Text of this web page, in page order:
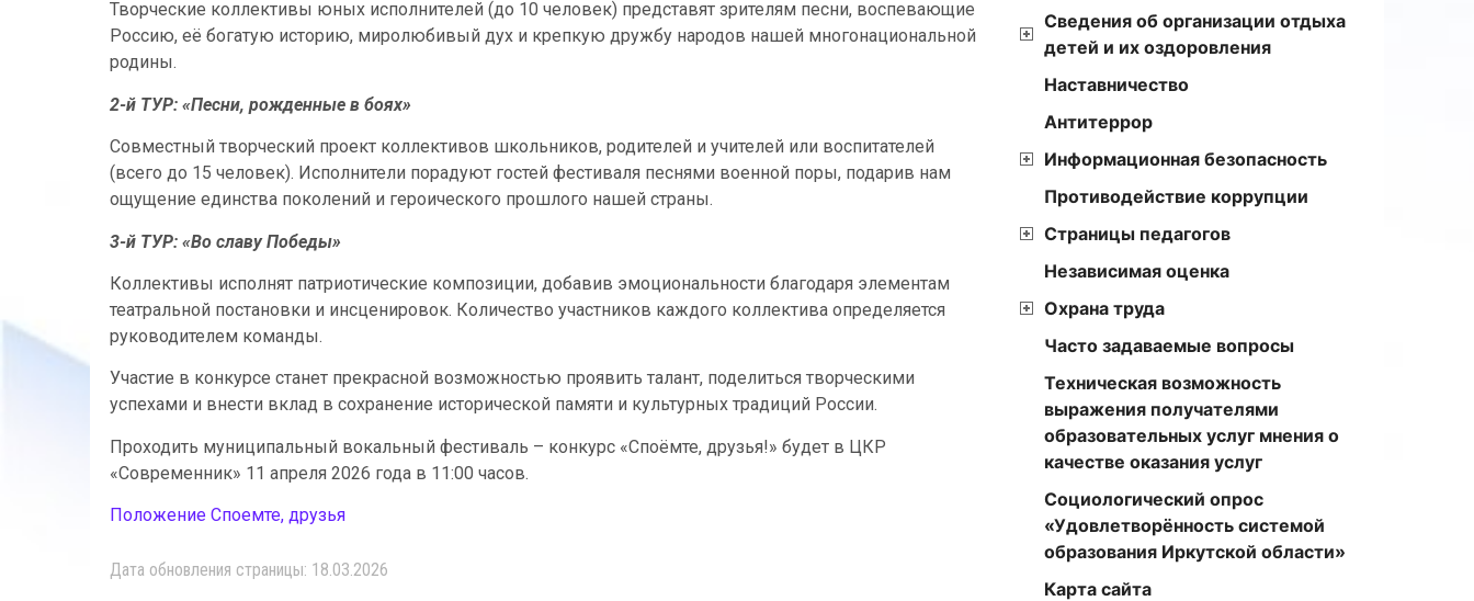
Творческие коллективы юных исполнителей (до 10 человек) представят зрителям песни, воспевающие
Россию, её богатую историю, миролюбивый дух и крепкую дружбу народов нашей многонациональной
родины.
2-й ТУР: «Песни, рожденные в боях»
Совместный творческий проект коллективов школьников, родителей и учителей или воспитателей
(всего до 15 человек). Исполнители порадуют гостей фестиваля песнями военной поры, подарив нам
ощущение единства поколений и героического прошлого нашей страны.
3-й ТУР: «Во славу Победы»
Коллективы исполнят патриотические композиции, добавив эмоциональности благодаря элементам
театральной постановки и инсценировок. Количество участников каждого коллектива определяется
руководителем команды.
Участие в конкурсе станет прекрасной возможностью проявить талант, поделиться творческими
успехами и внести вклад в сохранение исторической памяти и культурных традиций России.
Проходить муниципальный вокальный фестиваль – конкурс «Споёмте, друзья!» будет в ЦКР
«Современник» 11 апреля 2026 года в 11:00 часов.
Положение Споемте, друзья
Дата обновления страницы: 18.03.2026
Сведения об организации отдыха
детей и их оздоровления
Наставничество
Антитеррор
Информационная безопасность
Противодействие коррупции
Страницы педагогов
Независимая оценка
Охрана труда
Часто задаваемые вопросы
Техническая возможность
выражения получателями
образовательных услуг мнения о
качестве оказания услуг
Социологический опрос
«Удовлетворённость системой
образования Иркутской области»
Карта сайта